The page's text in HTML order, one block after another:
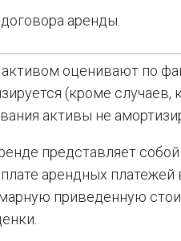
аренды.
оценивают по
(кроме случаев,
активы не
представляет
арендных
приведенную